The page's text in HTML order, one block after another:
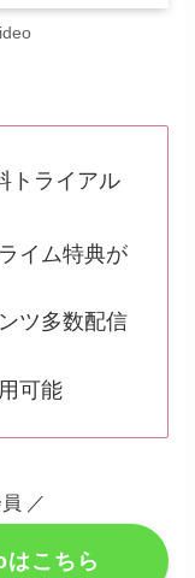
トライアル
イム特典が
ツ多数配信
可能
／
こちら